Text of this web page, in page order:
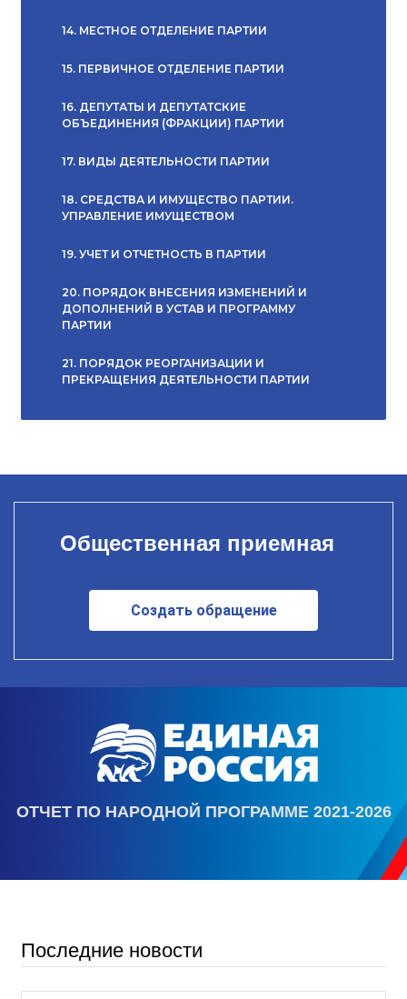
14. МЕСТНОЕ ОТДЕЛЕНИЕ ПАРТИИ
15. ПЕРВИЧНОЕ ОТДЕЛЕНИЕ ПАРТИИ
16. ДЕПУТАТЫ И ДЕПУТАТСКИЕ
ОБЪЕДИНЕНИЯ (ФРАКЦИИ) ПАРТИИ
17. ВИДЫ ДЕЯТЕЛЬНОСТИ ПАРТИИ
18. СРЕДСТВА И ИМУЩЕСТВО ПАРТИИ.
УПРАВЛЕНИЕ ИМУЩЕСТВОМ
19. УЧЕТ И ОТЧЕТНОСТЬ В ПАРТИИ
20. ПОРЯДОК ВНЕСЕНИЯ ИЗМЕНЕНИЙ И
ДОПОЛНЕНИЙ В УСТАВ И ПРОГРАММУ
ПАРТИИ
21. ПОРЯДОК РЕОРГАНИЗАЦИИ И
ПРЕКРАЩЕНИЯ ДЕЯТЕЛЬНОСТИ ПАРТИИ
Общественная приемная
Создать обращение
ОТЧЕТ ПО НАРОДНОЙ ПРОГРАММЕ 2021-2026
Последние новости